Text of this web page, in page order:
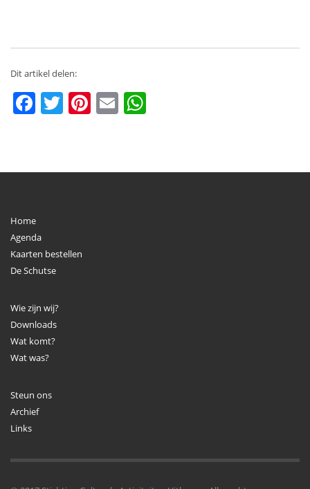
Dit artikel delen:
Facebook
Twitter
Pinterest
Email
Home
Agenda
Kaarten bestellen
De Schutse
Wie zijn wij?
Downloads
Wat komt?
Wat was?
Steun ons
Archief
Links